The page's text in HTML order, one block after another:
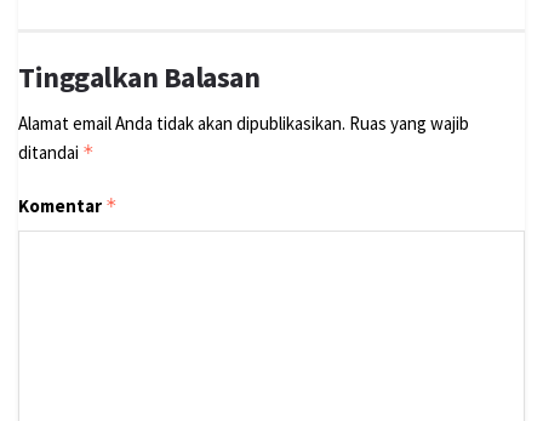
Tinggalkan Balasan
Alamat email Anda tidak akan dipublikasikan. Ruas yang wajib
ditandai *
Komentar *